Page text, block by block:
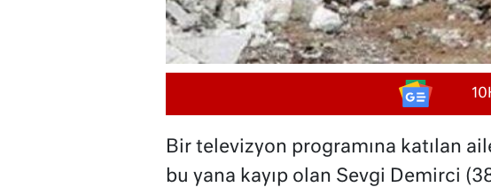
Bir televizyon programına katılan
bu yana kayıp olan Sevgi Demirci